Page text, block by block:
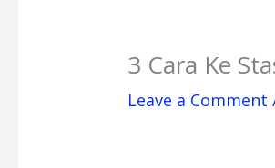
3 Cara Ke
Leave a Comment